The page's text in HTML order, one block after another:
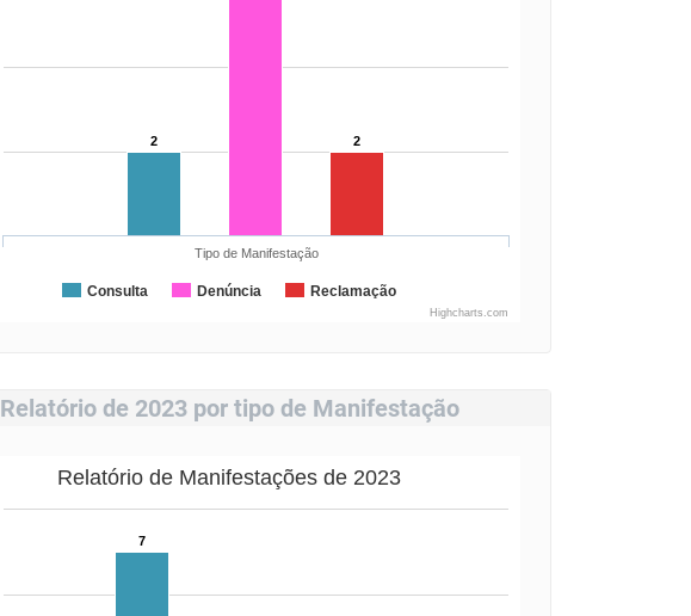
2 2
Consulta Denúncia Reclamação
Tipo de Manifestação
Highcharts.com
Relatório de 2023 por tipo de Manifestação
Relatório de Manifestações de 2023
7